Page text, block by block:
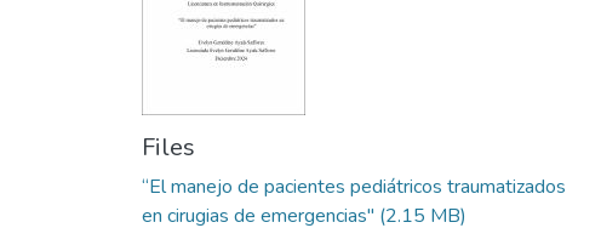
Files
“El manejo de pacientes pediátricos traumatizados
en cirugias de emergencias" (2.15 MB)